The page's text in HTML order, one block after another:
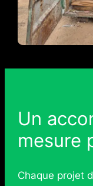
Un
mesure
Chaque projet